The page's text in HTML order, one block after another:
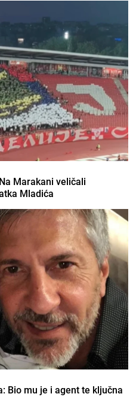
Marakani veličali
Mladića
Bio mu je i agent te ključna